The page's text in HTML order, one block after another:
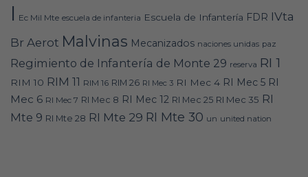
I Ec Mil Mte escuela de infanteria Escuela de Infantería FDR IVta
Br Aerot Malvinas Mecanizados naciones unidas paz
Regimiento de Infantería de Monte 29 reserva RI 1
RIM 10 RIM 11 RIM 16 RIM 26 RI Mec 3 RI Mec 4 RI Mec 5 RI
Mec 6 RI Mec 7 RI Mec 8 RI Mec 12 RI Mec 25 RI Mec 35 RI
Mte 9 RI Mte 28 RI Mte 29 RI Mte 30 un united nation